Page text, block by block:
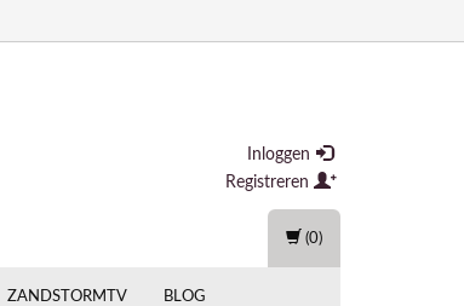
Inloggen
Registreren
ZANDSTORMTV BLOG
(0)